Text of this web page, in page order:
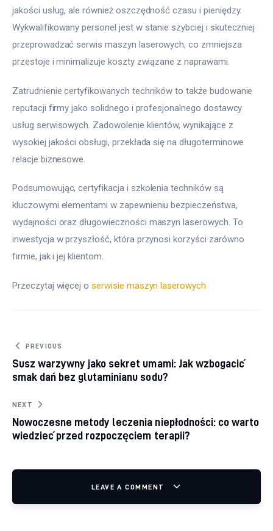
jakości usług, ale również oszczędność czasu i pieniędzy.
Wykwalifikowany personel jest w stanie szybciej i skuteczniej
przeprowadzać serwis maszyn laserowych, co zmniejsza
przestoje i minimalizuje koszty związane z naprawami.
Zatrudnienie certyfikowanych techników to także budowanie
reputacji firmy jako solidnego i profesjonalnego dostawcy
usług serwisowych. Zadowolenie klientów, wynikające z
wysokiej jakości obsługi, przekłada się na długoterminowe
relacje biznesowe.
Podsumowując, certyfikacja i szkolenia techników są
kluczowymi elementami w zapewnieniu bezpieczeństwa,
wydajności oraz długowieczności maszyn laserowych. To
inwestycja w przyszłość, która przynosi korzyści zarówno
firmie, jak i jej klientom.
Przeczytaj więcej o serwisie maszyn laserowych
Nawigacja wpisu
PREVIOUS
Susz warzywny jako sekret umami: Jak wzbogacić
smak dań bez glutaminianu sodu?
NEXT
Nowoczesne metody leczenia niepłodności: co warto
wiedzieć przed rozpoczęciem terapii?
LEAVE A COMMENT